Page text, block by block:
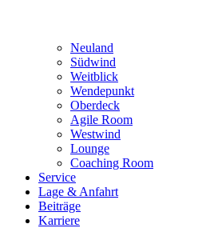
Neuland
Südwind
Weitblick
Wendepunkt
Oberdeck
Agile Room
Westwind
Lounge
Coaching Room
Service
Lage & Anfahrt
Beiträge
Karriere